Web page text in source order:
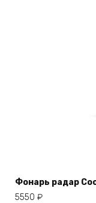
Фонарь радар
5550 ₽